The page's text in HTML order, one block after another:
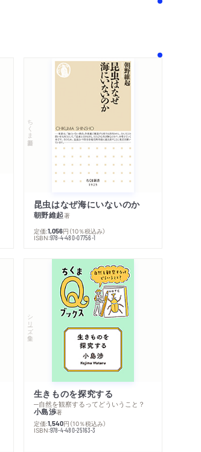
ちくま新書
昆虫はなぜ海にいないのか
朝野維起著
定価:1,056円 （10％税込み）
ISBN:978-4-480-07756-1
シリーズ・全集
生きものを探究する
─自然を観察するってどういうこと？
小島渉著
定価:1,540円 （10％税込み）
ISBN:978-4-480-25163-3